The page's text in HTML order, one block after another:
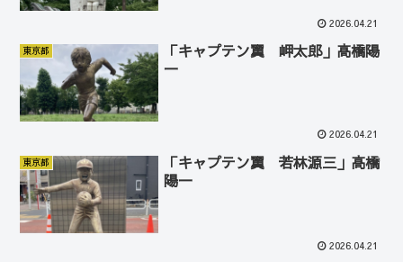
2026.04.21
東京都
「キャプテン翼 岬太郎」高橋陽
一
2026.04.21
東京都
「キャプテン翼 若林源三」高橋
陽一
2026.04.21